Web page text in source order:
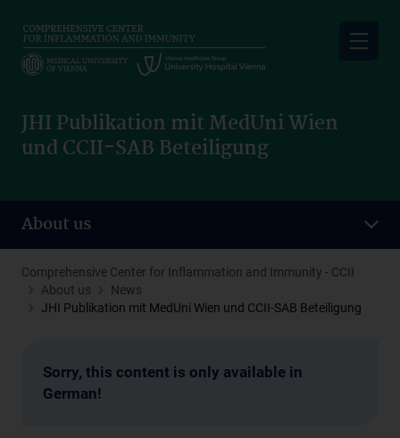
main
content
JHI Publikation mit MedUni Wien
und CCII-SAB Beteiligung
About us
Comprehensive Center for Inflammation and Immunity - CCII
About us
News
JHI Publikation mit MedUni Wien und CCII-SAB Beteiligung
Sorry, this content is only available in
German!